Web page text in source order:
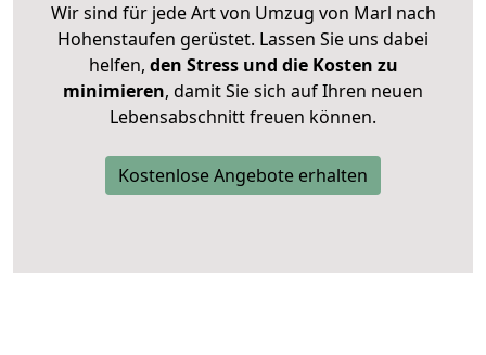
Wir sind für jede Art von Umzug von Marl nach
Hohenstaufen gerüstet. Lassen Sie uns dabei
helfen, den Stress und die Kosten zu
minimieren, damit Sie sich auf Ihren neuen
Lebensabschnitt freuen können.
Kostenlose Angebote erhalten